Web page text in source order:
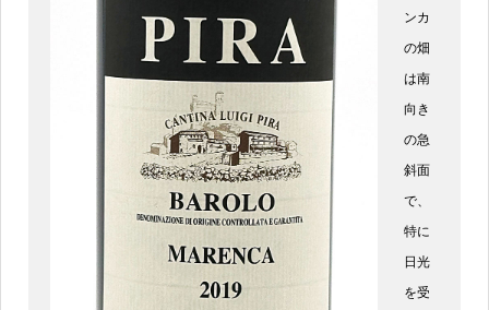
ンカ
の畑
は南
向き
の急
斜面
で、
特に
日光
を受